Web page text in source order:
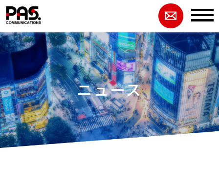
ニュース